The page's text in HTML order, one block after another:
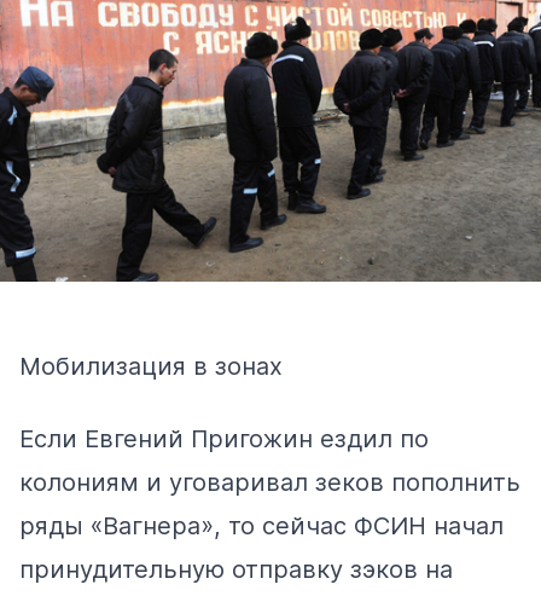
Мобилизация в зонах
Если Евгений Пригожин ездил по
колониям и уговаривал зеков пополнить
ряды «Вагнера», то сейчас ФСИН начал
принудительную отправку зэков на